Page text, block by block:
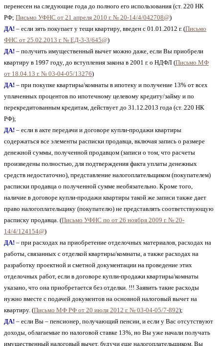
перенесен на следующие года до полного его использования (ст. 220 НК
РФ; Письмо УФНС от 21 апреля 2010 г. № 20-14/4/042708@)
ДА! – если зять покупает у тещи квартиру, введен с 01.01.2012 г. (Письмо
ФНС от 25.02.2013 г. № ЕД-3-3/645@)
ДА! – получить имущественный вычет можно даже, если Вы приобрели
квартиру в 1997 году, до вступления закона в 2001 г. о НДФЛ (Письмо МФ
от 18.04.13 г. № 03-04-05/13276)
ДА! – при покупке квартиры/комнаты в ипотеку и получение 13% от всех
уплаченных процентов по ипотечному целевому кредиту/займу и по
перекредитованным кредитам, действует до 31.12.2013 года (ст. 220 НК
РФ);
ДА! – если в акте передачи и договоре купли-продажи квартиры
содержаться все элементы расписки продавца, включая запись о размере
денежной суммы, полученной продавцом (записи о том, что расчеты
произведены полностью, для подтверждения факта уплаты денежных
средств недостаточно), представление налогоплательщиком (покупателем)
расписки продавца о полученной сумме необязательно. Кроме того,
наличие в договоре купли-продажи квартиры такой же записи также дает
право налогоплательщику (покупателю) не представлять соответствующую
расписку продавца. (Письмо УФНС по от 26 ноября 2009 г. № 20-
14/4/124154@)
ДА! – при расходах на приобретение отделочных материалов, расходах на
работы, связанных с отделкой квартиры/комнаты, а также расходах на
разработку проектной и сметной документации на проведение этих
отделочных работ, если в договоре купли-продажи квартиры/комнаты
указано, что она приобретается без отделки. !!! Заявить такие расходы
нужно вместе с подачей документов на основной налоговый вычет на
квартиру. (Письмо МФ РФ от 20 июля 2012 г. № 03-04-05/7-892);
ДА! – если Вы – пенсионер, получающий пенсии, и если у Вас отсутствуют
доходы, облагаемые по налоговой ставке 13%, но Вы уже начали получать
имущественный налоговый вычет, будучи еще налогоплательщиком, Вы